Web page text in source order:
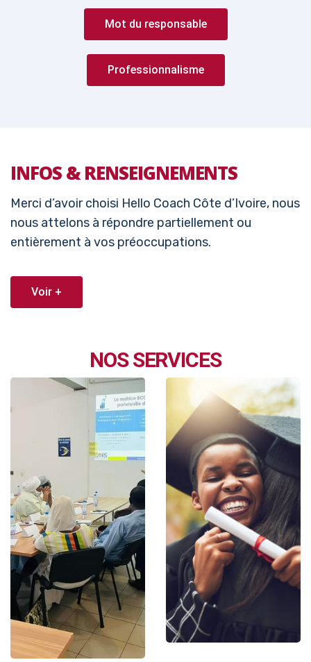
Mot du responsable
Professionnalisme
INFOS & RENSEIGNEMENTS
Merci d’avoir choisi Hello Coach Côte d’Ivoire, nous
nous attelons à répondre partiellement ou
entièrement à vos préoccupations.
Voir +
NOS SERVICES